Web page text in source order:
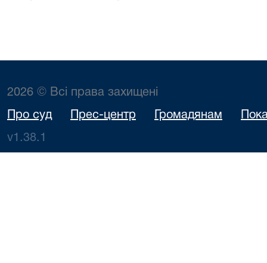
2026 © Всі права захищені
Про суд Прес-центр Громадянам
v1.38.1